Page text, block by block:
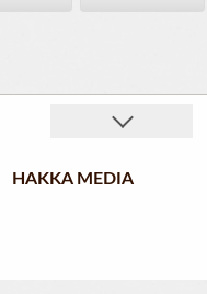
HAKKA MEDIA